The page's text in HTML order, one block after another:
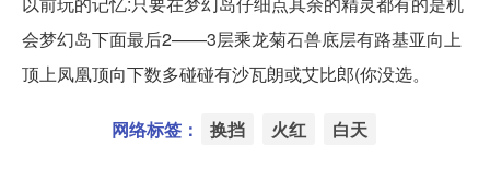
会梦幻岛下面最后2——3层乘龙菊石兽底层有路基亚向上
顶上凤凰顶向下数多碰碰有沙瓦朗或艾比郎(你没选。
网络标签： 换挡 火红 白天